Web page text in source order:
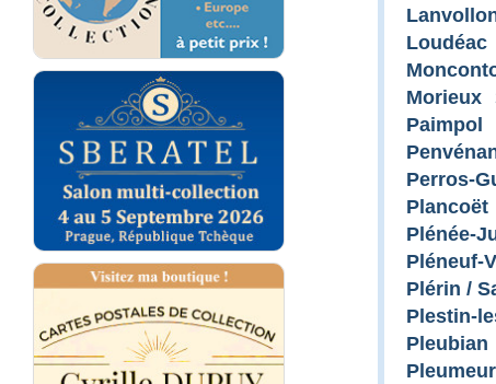
Loudéac
Morieux
Paimpol
Perros-
Plancoët
Plénée-
Pléneuf-
Plérin /
Plestin-
Pleubian